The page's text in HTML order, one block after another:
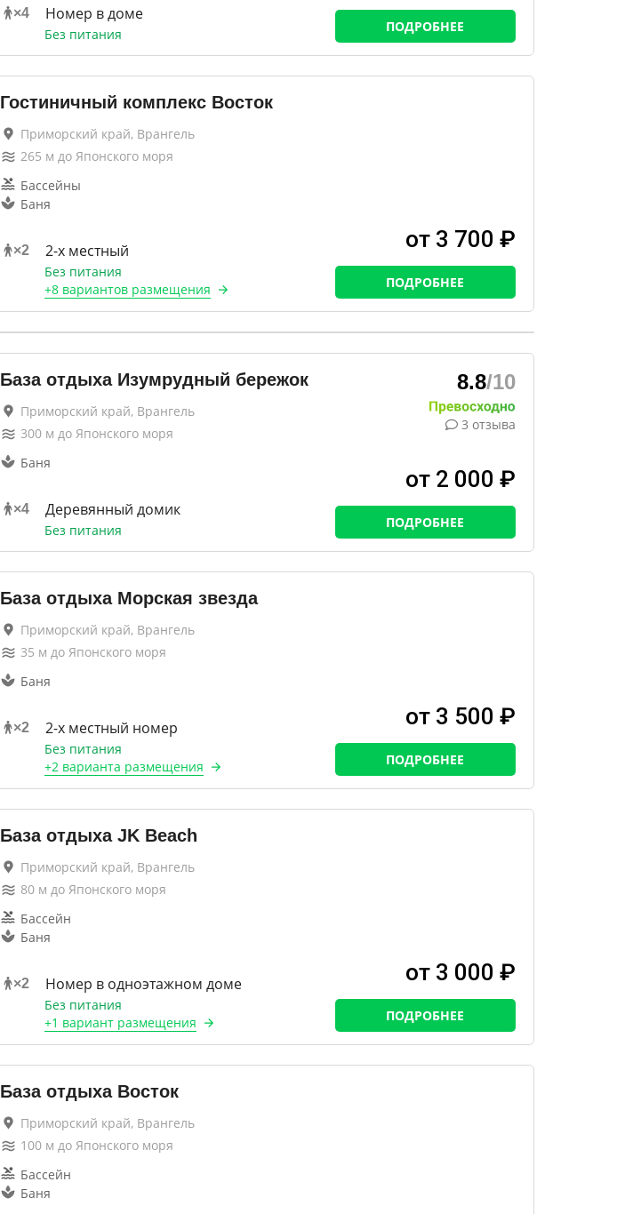
×4 Номер в доме
Без питания ПОДРОБНЕЕ
Гостиничный комплекс Восток
Приморский край, Врангель
265 м до Японского моря
Бассейны
Баня
×2 2-х местный
Без питания
+8 вариантовразмещения
от 3 700 ₽
ПОДРОБНЕЕ
База отдыха Изумрудный бережок
Приморский край, Врангель
300м до Японского моря
Баня
×4 Деревянный домик
Без питания
8.8/10
3 отзыва
от 2 000 ₽
ПОДРОБНЕЕ
База отдыха Морская звезда
Приморский край, Врангель
35 м до Японского моря
Баня
×2 2-х местный номер
Без питания
+2 варианта размещения
от 3 500 ₽
ПОДРОБНЕЕ
База отдыха JK Beach
Приморский край, Врангель
80м до Японского моря
Бассейн
Баня
×2 Номер в одноэтажном доме
Без питания
+1 вариантразмещения
от 3 000 ₽
ПОДРОБНЕЕ
База отдыха Восток
Приморский край, Врангель
100м до Японского моря
Бассейн
Баня